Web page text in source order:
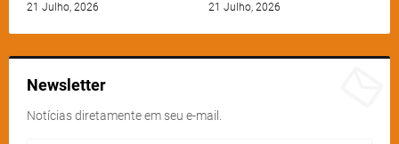
21 Julho, 2026 21 Julho, 2026
Newsletter
Notícias diretamente em seu e-mail.